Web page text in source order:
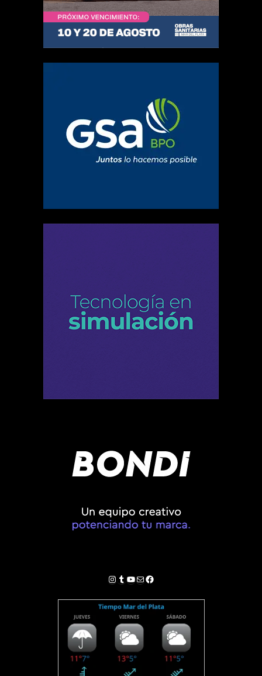
Instagram
Tumblr
YouTube
Correo electrónico
Facebook